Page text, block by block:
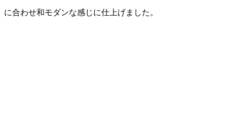
に合わせ和モダンな感じに仕上げました。